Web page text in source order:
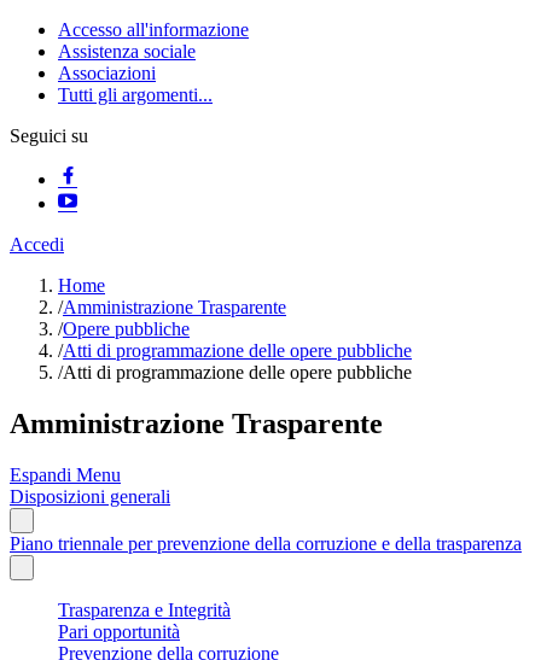
Accesso all'informazione
Assistenza sociale
Associazioni
Tutti gli argomenti...
Seguici su
Accedi
Home
/Amministrazione Trasparente
/Opere pubbliche
/Atti di programmazione delle opere pubbliche
/Atti di programmazione delle opere pubbliche
Amministrazione Trasparente
Espandi Menu
Disposizioni generali
Piano triennale per prevenzione della corruzione e della trasparenza
Trasparenza e Integrità
Pari opportunità
Prevenzione della corruzione